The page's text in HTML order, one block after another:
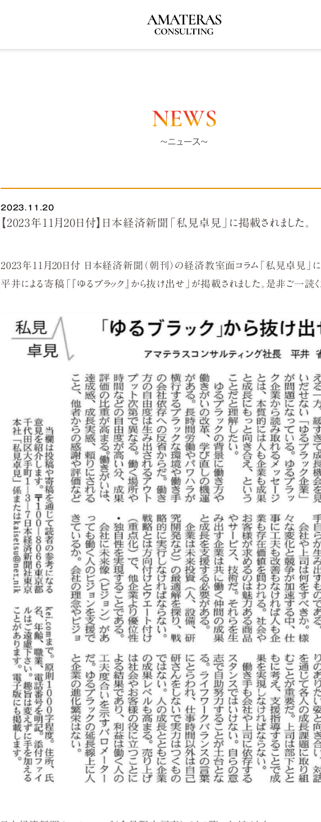
〜ニュース〜
2023.11.20
【2023年11月20日付】日本経済新聞「私見卓見」に掲載されました。
2023年11月20日付 日本経済新聞（朝刊）の経済教室面コラム「私見卓見」
平井による寄稿「『ゆるブラック』から抜け出せ」が掲載されました。是非ご一読く